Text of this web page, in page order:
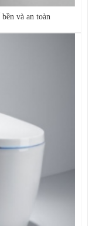
và an toàn